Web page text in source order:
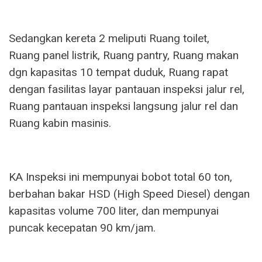
Sedangkan kereta 2 meliputi Ruang toilet,
Ruang panel listrik, Ruang pantry, Ruang makan
dgn kapasitas 10 tempat duduk, Ruang rapat
dengan fasilitas layar pantauan inspeksi jalur rel,
Ruang pantauan inspeksi langsung jalur rel dan
Ruang kabin masinis.
KA Inspeksi ini mempunyai bobot total 60 ton,
berbahan bakar HSD (High Speed Diesel) dengan
kapasitas volume 700 liter, dan mempunyai
puncak kecepatan 90 km/jam.